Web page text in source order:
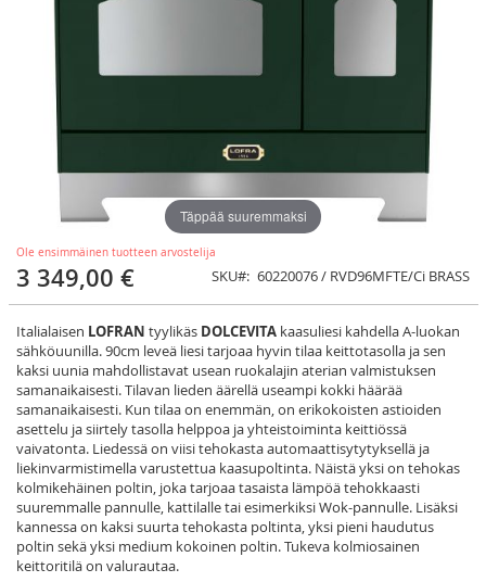
Ole ensimmäinen tuotteen arvostelija
3 349,00 € SKU 60220076 / RVD96MFTE/Ci BRASS
Italialaisen LOFRAN tyylikäs DOLCEVITA kaasuliesi kahdella A-luokan
sähköuunilla. 90cm leveä liesi tarjoaa hyvin tilaa keittotasolla ja sen
kaksi uunia mahdollistavat usean ruokalajin aterian valmistuksen
samanaikaisesti. Tilavan lieden äärellä useampi kokki häärää
samanaikaisesti. Kun tilaa on enemmän, on erikokoisten astioiden
asettelu ja siirtely tasolla helppoa ja yhteistoiminta keittiössä
vaivatonta. Liedessä on viisi tehokasta automaattisytytyksellä ja
liekinvarmistimella varustettua kaasupoltinta. Näistä yksi on tehokas
kolmikehäinen poltin, joka tarjoaa tasaista lämpöä tehokkaasti
suuremmalle pannulle, kattilalle tai esimerkiksi Wok-pannulle. Lisäksi
kannessa on kaksi suurta tehokasta poltinta, yksi pieni haudutus
poltin sekä yksi medium kokoinen poltin. Tukeva kolmiosainen
keittoritilä on valurautaa.
Täppää suuremmaksi